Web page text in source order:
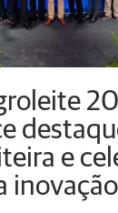
e
inovação